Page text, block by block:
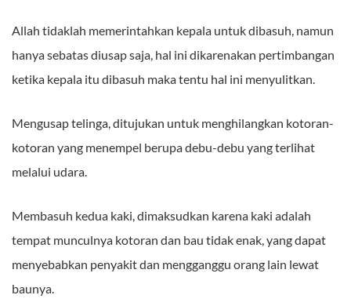
Allah tidaklah memerintahkan kepala untuk dibasuh, namun
hanya sebatas diusap saja, hal ini dikarenakan pertimbangan
ketika kepala itu dibasuh maka tentu hal ini menyulitkan.
Mengusap telinga, ditujukan untuk menghilangkan kotoran-
kotoran yang menempel berupa debu-debu yang terlihat
melalui udara.
Membasuh kedua kaki, dimaksudkan karena kaki adalah
tempat munculnya kotoran dan bau tidak enak, yang dapat
menyebabkan penyakit dan mengganggu orang lain lewat
baunya.